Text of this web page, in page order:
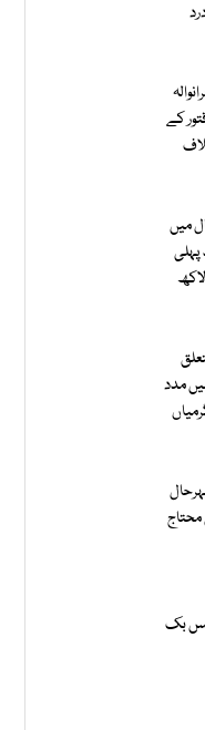
کے
میں
پہلی
بار انڈے اور دودھ کی قیمتوں میں بھی اضافہ ہوا ہے۔ حکومتی اعدادوشمار کے مطابق ملک میں بیروزگار افراد کی تعداد 40 لاکھ سے بڑھ کر 60 لاکھ
مدد
محتاج
نمبر، فیس بک